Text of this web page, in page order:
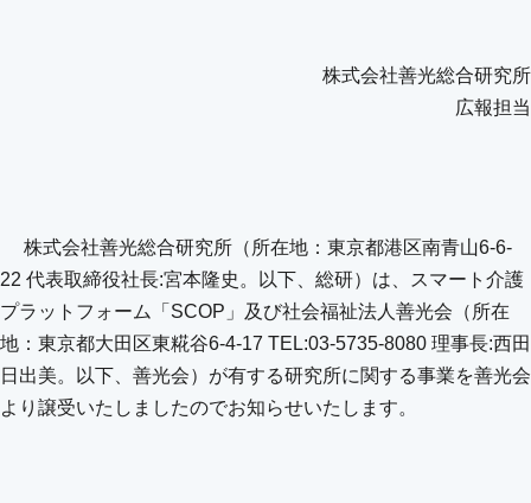
株式会社善光総合研究所
広報担当
株式会社善光総合研究所（所在地：東京都港区南青山6-6-
22 代表取締役社長:宮本隆史。以下、総研）は、スマート介護
プラットフォーム「SCOP」及び社会福祉法人善光会（所在
地：東京都大田区東糀谷6-4-17 TEL:03-5735-8080 理事長:西田
日出美。以下、善光会）が有する研究所に関する事業を善光会
より譲受いたしましたのでお知らせいたします。